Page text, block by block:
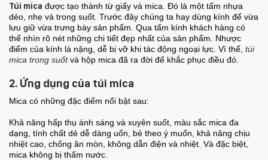
Túi mica được tạo thành từ giấy và mica. Đó là một tấm nhựa
dẻo, nhẹ và trong suốt. Trước đây chúng ta hay dùng kính để vừa
lưu giữ vừa trưng bày sản phẩm. Qua tấm kính khách hàng có
thể nhìn rõ nét những chi tiết đẹp nhất của sản phẩm. Nhược
điểm của kính là nặng, dễ bị vỡ khi tác động ngoại lực. Vì thế, túi
mica trong suốtvà hộp mica đã ra đời để khắc phục điều đó.
2. Ứng dụng của túi mica
Mica có những đặc điểm nổi bật sau:
Khả năng hấp thụ ánh sáng và xuyên suốt, màu sắc mica đa
dạng, tính chất dẻ dễ dàng uốn, bẻ theo ý muốn, khả năng chịu
nhiệt cao, chống ăn mòn, không dẫn điện và nhiệt. Và đặc biệt,
mica không bị thấm nước.